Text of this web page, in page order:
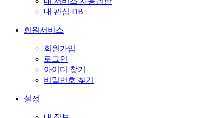
내 관심 DB
회원서비스
회원가입
로그인
아이디 찾기
비밀번호 찾기
설정